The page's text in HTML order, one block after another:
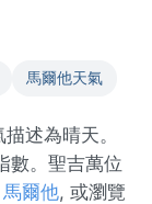
馬爾他天氣
述為晴天。
數。聖吉萬位
馬爾他, 或瀏覽